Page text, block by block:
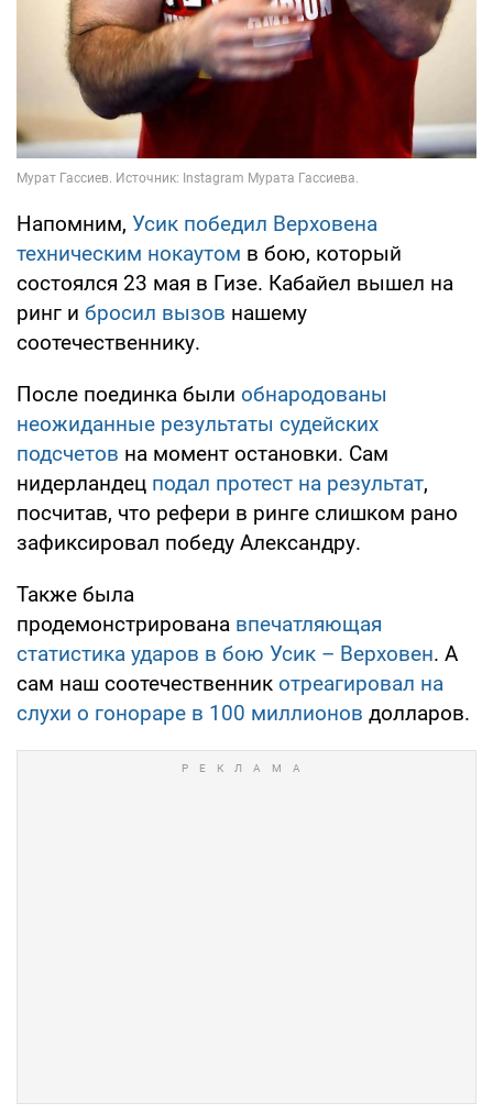
Напомним, Усик победил Верховена
техническим нокаутом в бою, который
состоялся 23 мая в Гизе. Кабайел вышел на
ринг и бросил вызов нашему
соотечественнику.
После поединка были обнародованы
неожиданные результаты судейских
подсчетов на момент остановки. Сам
нидерландец подал протест на результат,
посчитав, что рефери в ринге слишком рано
зафиксировал победу Александру.
Также была
продемонстрирована впечатляющая
статистика ударов в бою Усик – Верховен. А
сам наш соотечественник отреагировал на
слухи о гонораре в 100 миллионов долларов.